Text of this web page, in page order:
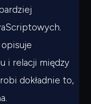
i relacji między
dokładnie to,